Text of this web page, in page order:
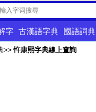
字 古漢語字典 國語詞典
>>忤康熙字典線上查詢